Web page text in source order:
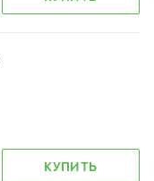
КУПИТЬ